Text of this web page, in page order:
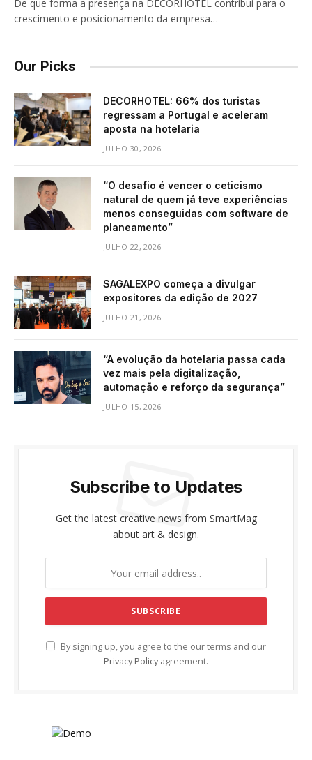
De que forma a presença na DECORHOTEL contribui para o
crescimento e posicionamento da empresa…
Our Picks
DECORHOTEL: 66% dos turistas
regressam a Portugal e aceleram
aposta na hotelaria
JULHO 30, 2026
“O desafio é vencer o ceticismo
natural de quem já teve experiências
menos conseguidas com software de
planeamento”
JULHO 22, 2026
SAGALEXPO começa a divulgar
expositores da edição de 2027
JULHO 21, 2026
“A evolução da hotelaria passa cada
vez mais pela digitalização,
automação e reforço da segurança”
JULHO 15, 2026
Subscribe to Updates
Get the latest creative news from SmartMag
about art & design.
By signing up, you agree to the our terms and our
Privacy Policy agreement.